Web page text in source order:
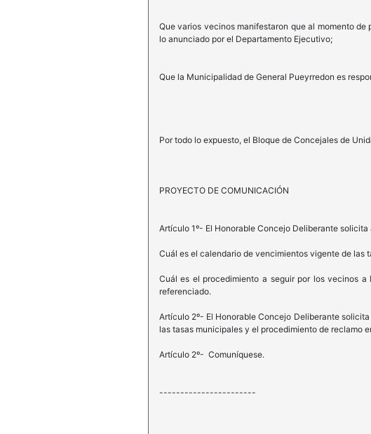
Que varios vecinos manifestaron que al momento
lo anunciado por el Departamento Ejecutivo;
Que la Municipalidad de General Pueyrredon es
Por todo lo expuesto, el Bloque de Concejales de
PROYECTO DE COMUNICACIÓN
Artículo 1º- El Honorable Concejo Deliberante
Cuál es el calendario de vencimientos vigente de las
Cuál es el procedimiento a seguir por los vecinos
referenciado.
Artículo 2º- El Honorable Concejo Deliberante
las tasas municipales y el procedimiento de reclamo
Artículo 2º- Comuníquese.
-----------------------